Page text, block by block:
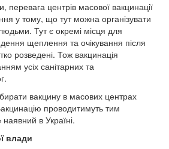
перевага центрів масової вакцинації
у тому, що тут можна організувати
Тут є окремі місця для
щеплення та очікування після
розведені. Тож вакцинація
усіх санітарних та
вакцину в масових центрах
проводитимуть тим
в Україні.
влади